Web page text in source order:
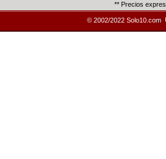
** Precios
© 2002/2022 Solo10.com